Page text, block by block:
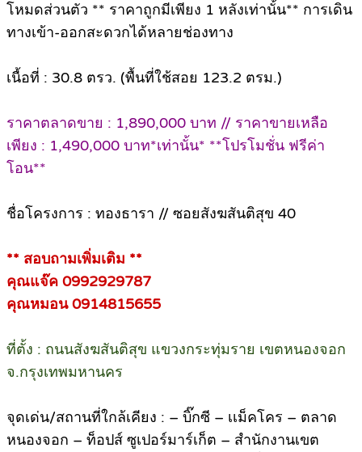
โหมดส่วนตัว ** ราคาถูกมีเพียง 1 หลังเท่านั้น** การเดิน
ทางเข้า-ออกสะดวกได้หลายช่องทาง
เนื้อที่ : 30.8 ตรว. (พื้นที่ใช้สอย 123.2 ตรม.)
ราคาตลาดขาย : 1,890,000 บาท // ราคาขายเหลือ
เพียง : 1,490,000 บาท*เท่านั้น* **โปรโมชั่น ฟรีค่า
โอน**
ชื่อโครงการ : ทองธารา // ซอยสังฆสันติสุข 40
** สอบถามเพิ่มเติม **
คุณแจ๊ค 0992929787
คุณหมอน 0914815655
ที่ตั้ง : ถนนสังฆสันติสุข แขวงกระทุ่มราย เขตหนองจอก
จ.กรุงเทพมหานคร
จุดเด่น/สถานที่ใกล้เคียง : – บิ๊กซี – เเม็คโคร – ตลาด
หนองจอก – ท็อปส์ ซูเปอร์มาร์เก็ต – สำนักงานเขต